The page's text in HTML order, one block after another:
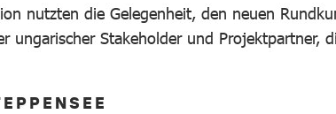
nutzten die Gelegenheit, den neuen
ungarischer Stakeholder und Projektpartner,